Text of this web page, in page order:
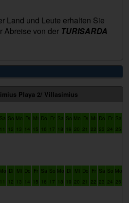
Land und Leute erhalten Sie
Abreise von der TURISARDA
Playa 2/ Villasimius
Sa
11
So
12
Mo
13
Di
14
Mi
15
Do
16
Fr
17
Sa
18
So
19
Mo
20
Di
21
Mi
22
Do
23
Fr
24
Sa
25
Mo
11
Di
12
Mi
13
Do
14
Fr
15
Sa
16
So
17
Mo
18
Di
19
Mi
20
Do
21
Fr
22
Sa
23
So
24
Mo
25